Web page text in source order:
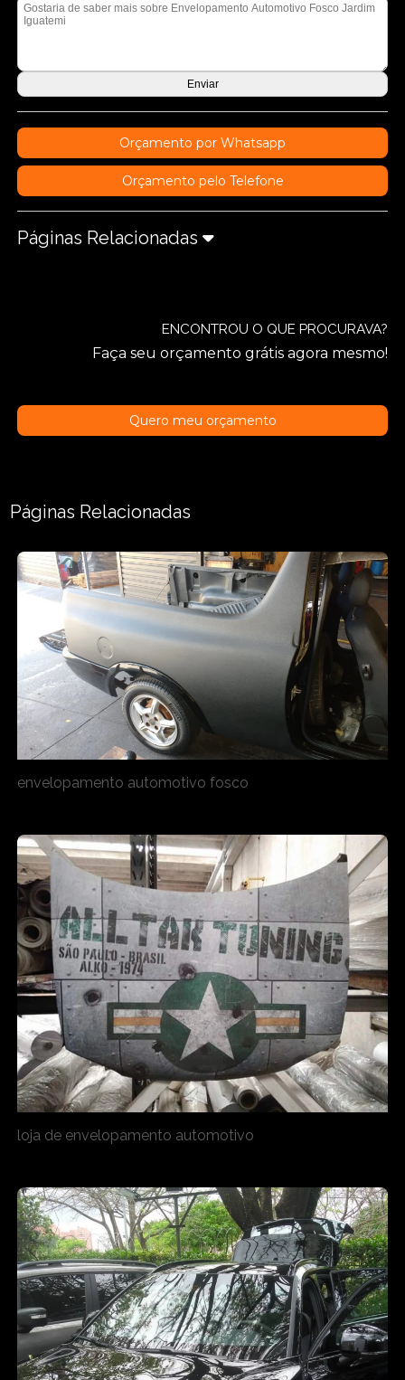
Orçamento por Whatsapp
Orçamento pelo Telefone
Páginas Relacionadas
ENCONTROU O QUE PROCURAVA?
Faça seu orçamento grátis agora mesmo!
Quero meu orçamento
Páginas Relacionadas
envelopamento automotivo fosco
loja de envelopamento automotivo